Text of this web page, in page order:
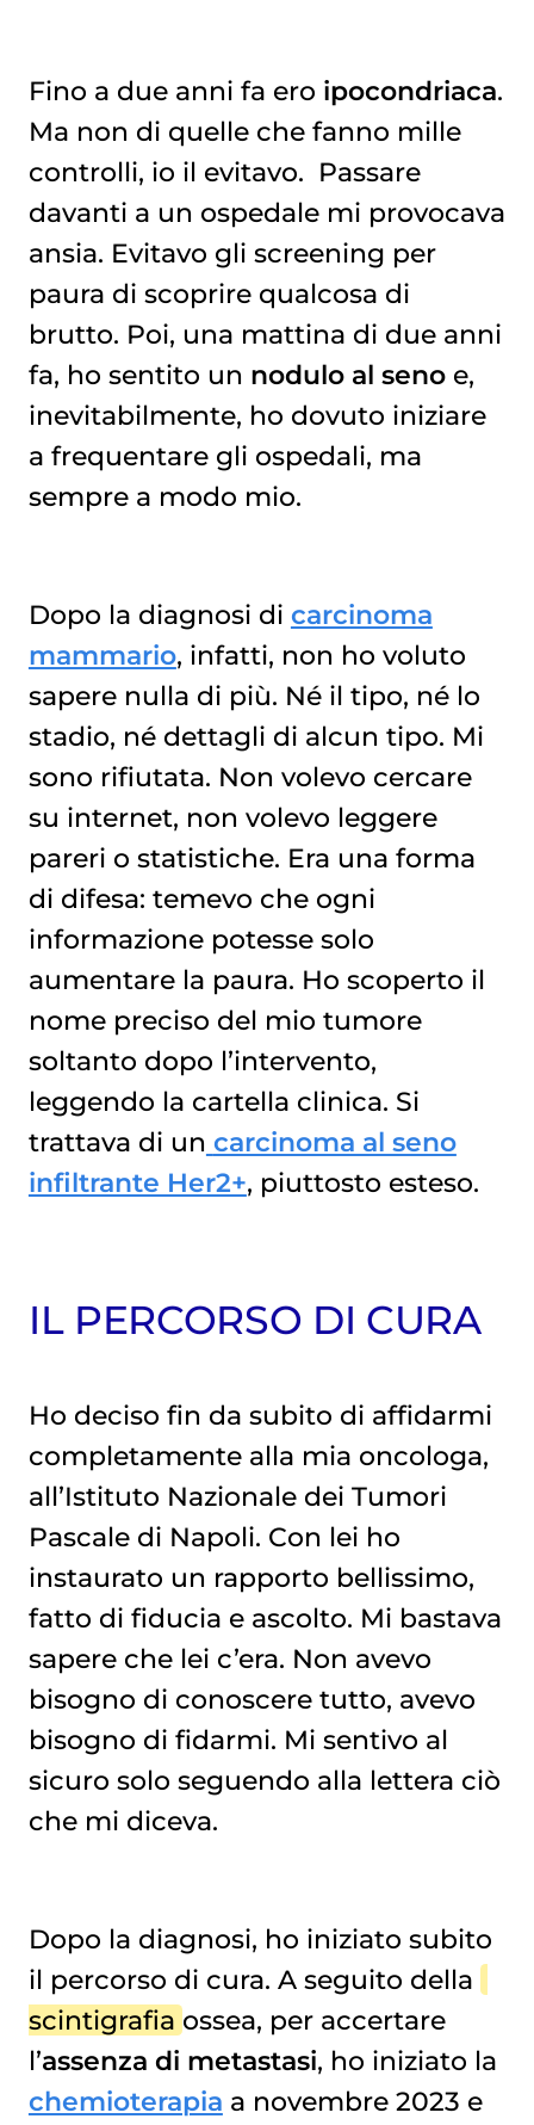
Fino a due anni fa ero ipocondriaca.
Ma non di quelle che fanno mille
controlli, io il evitavo. Passare
davanti a un ospedale mi provocava
ansia. Evitavo gli screening per
paura di scoprire qualcosa di
brutto. Poi, una mattina di due anni
fa, ho sentito un nodulo al senoe,
inevitabilmente, ho dovuto iniziare
a frequentare gli ospedali, ma
sempre a modo mio.
Dopo la diagnosi di carcinoma
mammario, infatti, non ho voluto
sapere nulla di più. Né il tipo, né lo
stadio, né dettagli di alcun tipo. Mi
sono rifiutata. Non volevo cercare
su internet, non volevo leggere
pareri o statistiche. Era una forma
di difesa: temevo che ogni
informazione potesse solo
aumentare la paura. Ho scoperto il
nome preciso del mio tumore
soltanto dopo l’intervento,
leggendo la cartella clinica. Si
trattava di un carcinoma al seno
infiltrante Her2+, piuttosto esteso.
IL PERCORSO DI CURA
Ho deciso fin da subito di affidarmi
completamente alla mia oncologa,
all’Istituto Nazionale dei Tumori
Pascale di Napoli. Con lei ho
instaurato un rapporto bellissimo,
fatto di fiducia e ascolto. Mi bastava
sapere che lei c’era. Non avevo
bisogno di conoscere tutto, avevo
bisogno di fidarmi. Mi sentivo al
sicuro solo seguendo alla lettera ciò
che mi diceva.
Dopo la diagnosi, ho iniziato subito
il percorso di cura. A seguito della
scintigrafia ossea, per accertare
l’assenza di metastasi, ho iniziato la
chemioterapia a novembre 2023 e